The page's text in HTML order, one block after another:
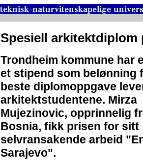
Spesiell
Trondheim kommune har
et stipend som belønning
beste diplomoppgave
arkitektstudentene. Mirza
Mujezinovic, opprinnelig
Bosnia, fikk prisen for sitt
selvransakende arbeid
Sarajevo".